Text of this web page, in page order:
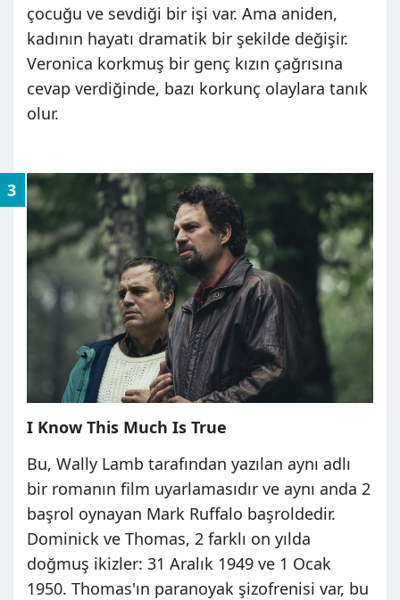
çocuğu ve sevdiği bir işi var. Ama aniden,
kadının hayatı dramatik bir şekilde değişir.
Veronica korkmuş bir genç kızın çağrısına
cevap verdiğinde, bazı korkunç olaylara tanık
olur.
3
I Know This Much Is True
Bu, Wally Lamb tarafından yazılan aynı adlı
bir romanın film uyarlamasıdır ve aynı anda 2
başrol oynayan Mark Ruffalo başroldedir.
Dominick ve Thomas, 2 farklı on yılda
doğmuş ikizler: 31 Aralık 1949 ve 1 Ocak
1950. Thomas'ın paranoyak şizofrenisi var, bu